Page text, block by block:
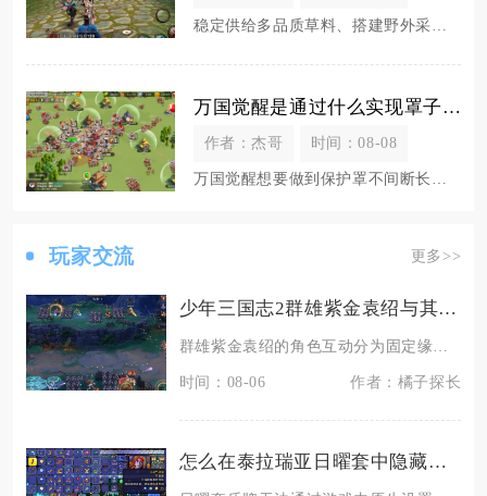
万国觉醒是通过什么实现罩子一直打开的
作者：杰哥 时间：08-08
玩家交流 更多>>
少年三国志2群雄紫金袁绍与其他角色有什么互动
时间：08-06 作者：橘子探长
怎么在泰拉瑞亚日曜套中隐藏盾牌